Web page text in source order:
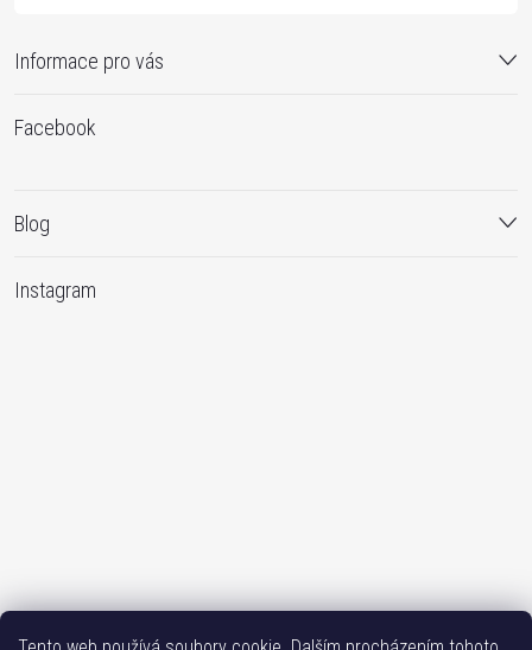
Informace pro vás
Facebook
Blog
Instagram